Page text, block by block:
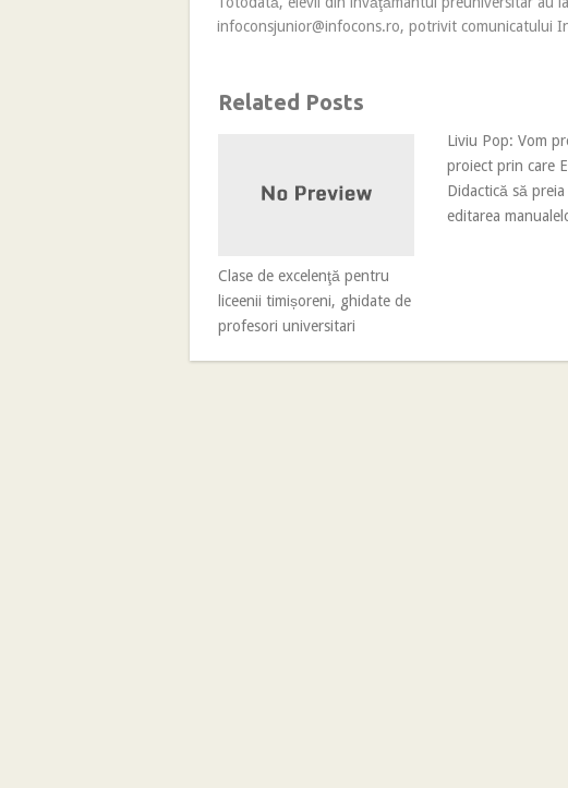
infoconsjunior@infocons.ro, potrivit comunicatului
Related Posts
Clase de excelenţă pentru
liceenii timișoreni, ghidate de
profesori universitari
Liviu Pop: Vom
proiect prin care
Didactică să preia
editarea